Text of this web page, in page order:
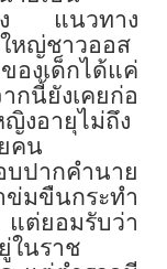
ริง แนวทาง
หญ่ชาวออส
องเด็กได้แค่
กนี้ยังเคยก่อ
ญิงอายุไม่ถึง
คน
บปากคำนาย
ข่มขืนกระทำ
แต่ยอมรับว่า
ในราช